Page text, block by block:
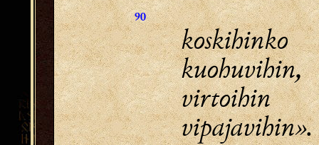
90
koskihinko
kuohuvihin,
virtoihin
vipajavihin».